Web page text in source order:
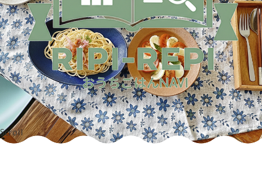
Scroll